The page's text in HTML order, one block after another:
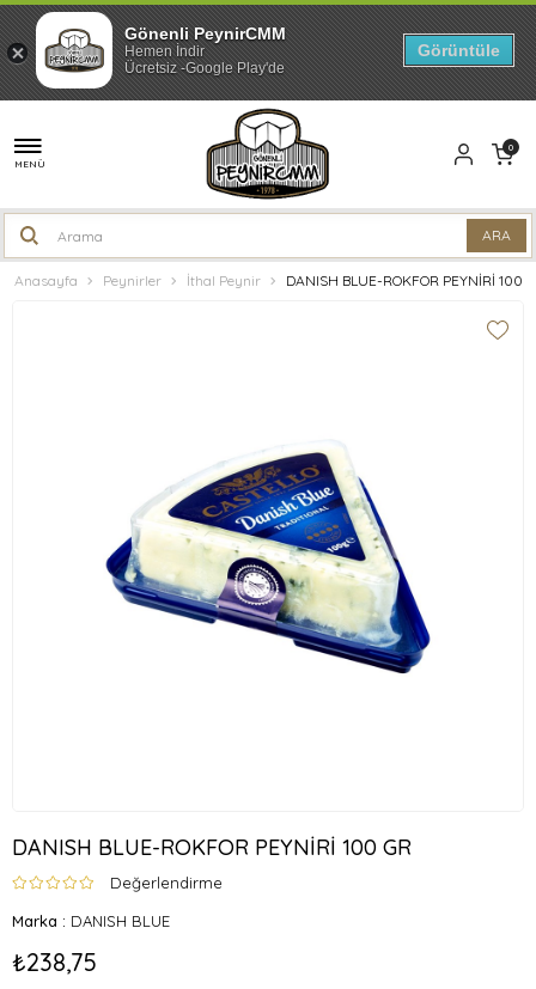
MENÜ
0
Anasayfa Peynirler İthal Peynir DANISH BLUE-ROKFOR PEYNİRİ 100
DANISH BLUE-ROKFOR PEYNİRİ 100 GR
Değerlendirme
Marka : DANISH BLUE
₺238,75
Gönenli PeynirCMM
Hemen İndir
Ücretsiz -Google Play'de
Görüntüle